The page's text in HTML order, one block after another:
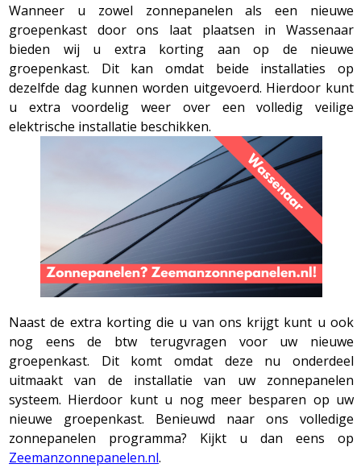
Wanneer u zowel zonnepanelen als een nieuwe
groepenkast door ons laat plaatsen in Wassenaar
bieden wij u extra korting aan op de nieuwe
groepenkast. Dit kan omdat beide installaties op
dezelfde dag kunnen worden uitgevoerd. Hierdoor kunt
u extra voordelig weer over een volledig veilige
elektrische installatie beschikken.
Naast de extra korting die u van ons krijgt kunt u ook
nog eens de btw terugvragen voor uw nieuwe
groepenkast. Dit komt omdat deze nu onderdeel
uitmaakt van de installatie van uw zonnepanelen
systeem. Hierdoor kunt u nog meer besparen op uw
nieuwe groepenkast. Benieuwd naar ons volledige
zonnepanelen programma? Kijkt u dan eens op
Zeemanzonnepanelen.nl.